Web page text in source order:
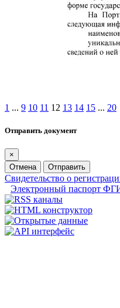
1 ... 9 10 11 12 13 14 15 ... 20
Отправить документ
×
Отмена
Отправить
Свидетельство о
Электронный паспорт